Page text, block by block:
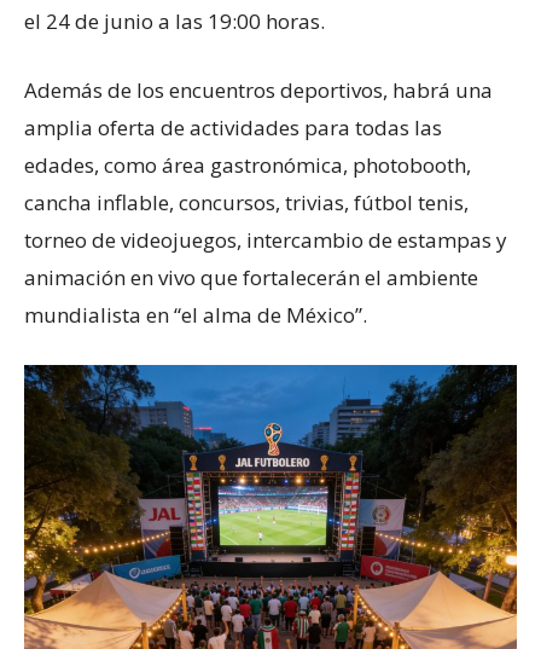
el 24 de junio a las 19:00 horas.
Además de los encuentros deportivos, habrá una
amplia oferta de actividades para todas las
edades, como área gastronómica, photobooth,
cancha inflable, concursos, trivias, fútbol tenis,
torneo de videojuegos, intercambio de estampas y
animación en vivo que fortalecerán el ambiente
mundialista en “el alma de México”.